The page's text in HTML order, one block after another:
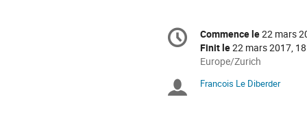
Information
de
conférence
Date/Heure
Commence le22 mars
Finit le22 mars 2017,
Toutes
horaires
Europe/Zurich
Présidents
Francois Le Diberder